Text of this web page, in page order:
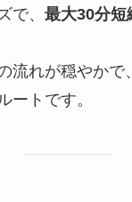
で、 最大30分短
流れが穏やかで
ートです。